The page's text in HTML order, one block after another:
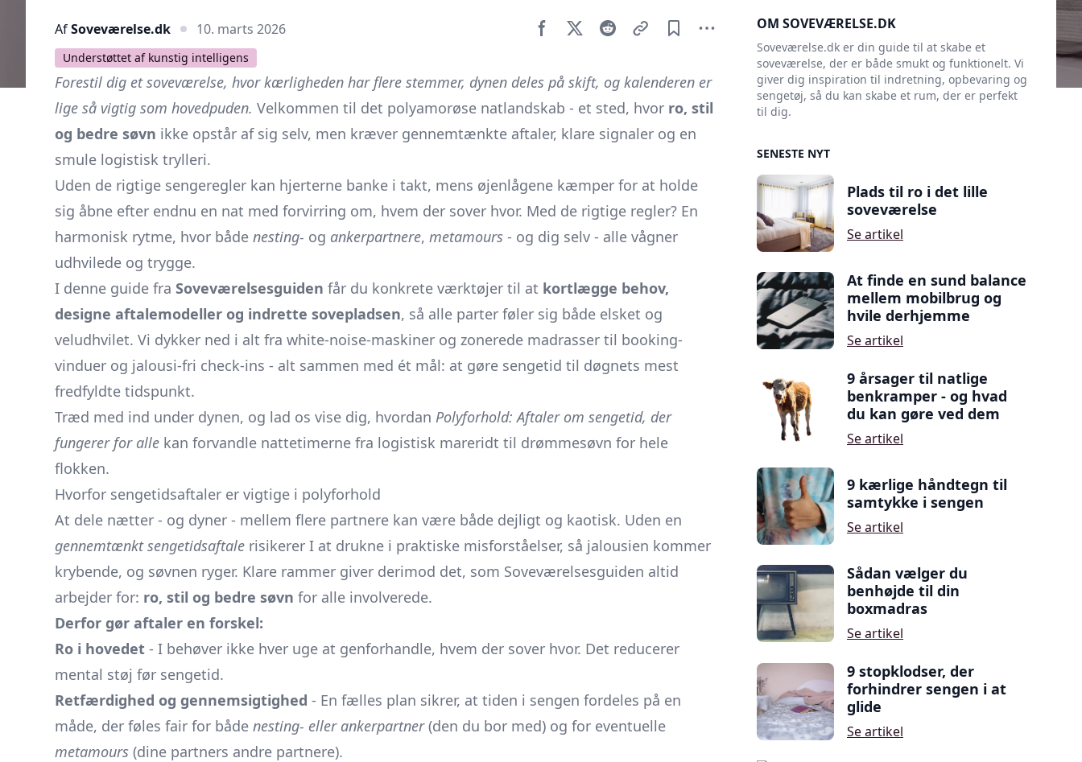
AfSoveværelse.dk 10. marts 2026
Understøttet af kunstig intelligens
Forestil dig et soveværelse, hvor kærligheden har flere stemmer, dynen deles på skift, og kalenderen er
lige så vigtig som hovedpuden. Velkommen til det polyamorøse natlandskab - et sted, hvor ro, stil
og bedre søvn ikke opstår af sig selv, men kræver gennemtænkte aftaler, klare signaler og en
smule logistisk trylleri.
Uden de rigtige sengeregler kan hjerterne banke i takt, mens øjenlågene kæmper for at holde
sig åbne efter endnu en nat med forvirring om, hvem der sover hvor. Med de rigtige regler? En
harmonisk rytme, hvor både nesting- og ankerpartnere, metamours - og dig selv - alle vågner
udhvilede og trygge.
I denne guide fra Soveværelsesguiden får du konkrete værktøjer til at kortlægge behov,
designe aftalemodeller og indrette sovepladsen, så alle parter føler sig både elsket og
veludhvilet. Vi dykker ned i alt fra white-noise-maskiner og zonerede madrasser til booking-
vinduer og jalousi-fri check-ins - alt sammen med ét mål: at gøre sengetid til døgnets mest
fredfyldte tidspunkt.
Træd med ind under dynen, og lad os vise dig, hvordan Polyforhold: Aftaler om sengetid, der
fungerer for alle kan forvandle nattetimerne fra logistisk mareridt til drømmesøvn for hele
flokken.
Hvorfor sengetidsaftaler er vigtige i polyforhold
At dele nætter - og dyner - mellem flere partnere kan være både dejligt og kaotisk. Uden en
gennemtænkt sengetidsaftale risikerer I at drukne i praktiske misforståelser, så jalousien kommer
krybende, og søvnen ryger. Klare rammer giver derimod det, som Soveværelsesguiden altid
arbejder for: ro, stil og bedre søvn for alle involverede.
Derfor gør aftaler en forskel:
Ro i hovedet - I behøver ikke hver uge at genforhandle, hvem der sover hvor. Det reducerer
mental støj før sengetid.
Retfærdighed og gennemsigtighed - En fælles plan sikrer, at tiden i sengen fordeles på en
måde, der føles fair for både nesting- eller ankerpartner(den du bor med) og for eventuelle
metamours (dine partners andre partnere).
Sidebar
OM SOVEVÆRELSE.DK
Soveværelse.dk er din guide til at skabe et
soveværelse, der er både smukt og funktionelt. Vi
giver dig inspiration til indretning, opbevaring og
sengetøj, så du kan skabe et rum, der er perfekt
til dig.
SENESTE NYT
Plads til ro i det lille
soveværelse
Se artikel
At finde en sund balance
mellem mobilbrug og
hvile derhjemme
Se artikel
9 årsager til natlige
benkramper - og hvad
du kan gøre ved dem
Se artikel
9 kærlige håndtegn til
samtykke i sengen
Se artikel
Sådan vælger du
benhøjde til din
boxmadras
Se artikel
9 stopklodser, der
forhindrer sengen i at
glide
Se artikel